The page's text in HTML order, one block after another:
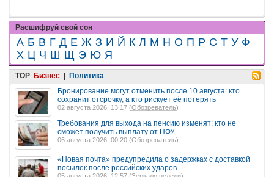
Расшифруй свой сон
А Б В Г Д Е Ж З И Й К Л М Н О П Р С Т У Ф
Х Ц Ч Ш Щ Э Ю Я
TOP Бизнес | Политика
Бронирование могут отменить после 10 августа: кто
сохранит отсрочку, а кто рискует её потерять
02 августа 2026, 13:17 (Обозреватель)
Требования для выхода на пенсию изменят: кто не
сможет получить выплату от ПФУ
06 августа 2026, 00:20 (Обозреватель)
«Новая почта» предупредила о задержках с доставкой
посылок после российских ударов
05 августа 2026, 12:57 (Зеркало недели)